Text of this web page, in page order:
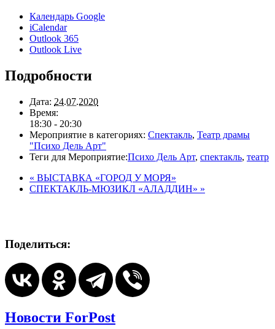
Календарь Google
iCalendar
Outlook 365
Outlook Live
Подробности
Дата: 24.07.2020
Время:
18:30 - 20:30
Мероприятие в категориях: Спектакль, Театр драмы
"Психо Дель Арт"
Теги для Мероприятие:Психо Дель Арт, спектакль, театр
« ВЫСТАВКА «ГОРОД У МОРЯ»
СПЕКТАКЛЬ-МЮЗИКЛ «АЛАДДИН» »
Поделиться:
Новости ForPost